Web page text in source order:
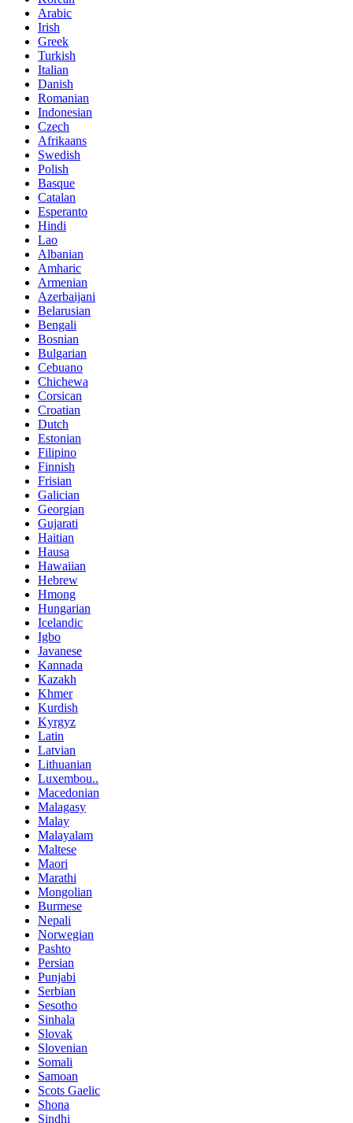
Arabic
Irish
Greek
Turkish
Italian
Danish
Romanian
Indonesian
Czech
Afrikaans
Swedish
Polish
Basque
Catalan
Esperanto
Hindi
Lao
Albanian
Amharic
Armenian
Azerbaijani
Belarusian
Bengali
Bosnian
Bulgarian
Cebuano
Chichewa
Corsican
Croatian
Dutch
Estonian
Filipino
Finnish
Frisian
Galician
Georgian
Gujarati
Haitian
Hausa
Hawaiian
Hebrew
Hmong
Hungarian
Icelandic
Igbo
Javanese
Kannada
Kazakh
Khmer
Kurdish
Kyrgyz
Latin
Latvian
Lithuanian
Luxembou..
Macedonian
Malagasy
Malay
Malayalam
Maltese
Maori
Marathi
Mongolian
Burmese
Nepali
Norwegian
Pashto
Persian
Punjabi
Serbian
Sesotho
Sinhala
Slovak
Slovenian
Somali
Samoan
Scots Gaelic
Shona
Sindhi